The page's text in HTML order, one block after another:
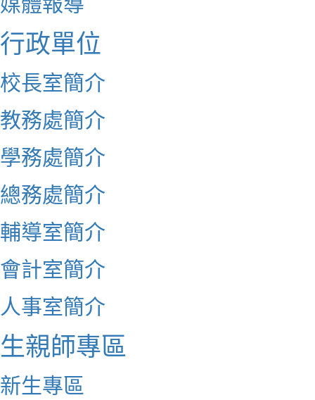
行政單位
校長室簡介
教務處簡介
學務處簡介
總務處簡介
輔導室簡介
會計室簡介
人事室簡介
生親師專區
新生專區